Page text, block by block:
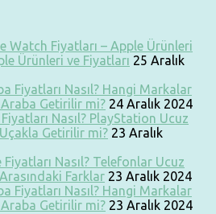
Watch Fiyatları – Apple Ürünleri
Ürünleri ve Fiyatları 25 Aralık
Fiyatları Nasıl? Hangi Markalar
Araba Getirilir mi? 24 Aralık 2024
Nasıl? PlayStation Ucuz
Getirilir mi? 23 Aralık
Nasıl? Telefonlar Ucuz
Farklar 23 Aralık 2024
Fiyatları Nasıl? Hangi Markalar
Araba Getirilir mi? 23 Aralık 2024